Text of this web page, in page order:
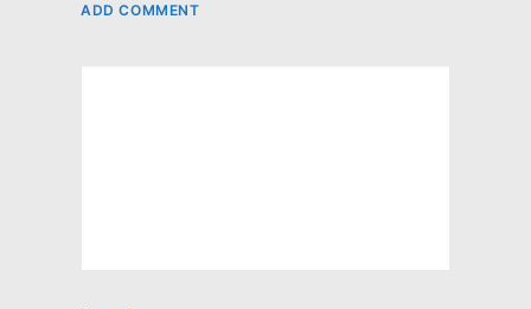
ADD COMMENT